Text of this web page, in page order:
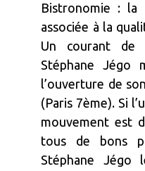
Bistronomie : la
associée à la
Un courant de
Stéphane Jégo
l’ouverture de
(Paris 7ème). Si
mouvement est
tous de bons
Stéphane Jégo